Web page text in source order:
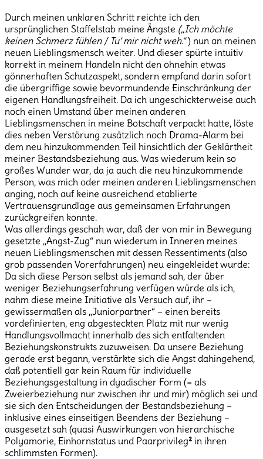
Durch meinen unklaren Schritt reichte ich den
ursprünglichen Staffelstab meine Ängste („Ich möchte
keinen Schmerz fühlen / Tu‘ mir nicht weh.“) nun an meinen
neuen Lieblingsmensch weiter. Und dieser spürte intuitiv
korrekt in meinem Handeln nicht den ohnehin etwas
gönnerhaften Schutzaspekt, sondern empfand darin sofort
die übergriffige sowie bevormundende Einschränkung der
eigenen Handlungsfreiheit. Da ich ungeschickterweise auch
noch einen Umstand über meinen anderen
Lieblingsmenschen in meine Botschaft verpackt hatte, löste
dies neben Verstörung zusätzlich noch Drama-Alarm bei
dem neu hinzukommenden Teil hinsichtlich der Geklärtheit
meiner Bestandsbeziehung aus. Was wiederum kein so
großes Wunder war, da ja auch die neu hinzukommende
Person, was mich oder meinen anderen Lieblingsmenschen
anging, noch auf keine ausreichend etablierte
Vertrauensgrundlage aus gemeinsamen Erfahrungen
zurückgreifen konnte.
Was allerdings geschah war, daß der von mir in Bewegung
gesetzte „Angst-Zug“ nun wiederum in Inneren meines
neuen Lieblingsmenschen mit dessen Ressentiments (also
grob passenden Vorerfahrungen) neu eingekleidet wurde:
Da sich diese Person selbst als jemand sah, der über
weniger Beziehungserfahrung verfügen würde als ich,
nahm diese meine Initiative als Versuch auf, ihr –
gewissermaßen als „Juniorpartner“ – einen bereits
vordefinierten, eng abgesteckten Platz mit nur wenig
Handlungsvollmacht innerhalb des sich entfaltenden
Beziehungskonstrukts zuzuweisen. Da unsere Beziehung
gerade erst begann, verstärkte sich die Angst dahingehend,
daß potentiell gar kein Raum für individuelle
Beziehungsgestaltung in dyadischer Form (= als
Zweierbeziehung nur zwischen ihr und mir) möglich sei und
sie sich den Entscheidungen der Bestandsbeziehung –
inklusive eines einseitigen Beendens der Beziehung –
ausgesetzt sah (quasi Auswirkungen von hierarchische
Polyamorie, Einhornstatus und Paarprivileg² in ihren
schlimmsten Formen).